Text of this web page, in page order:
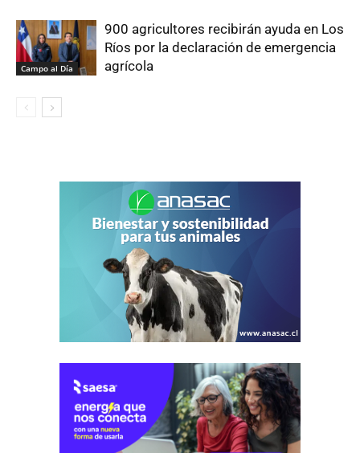
Campo al Día
900 agricultores recibirán ayuda en Los
Ríos por la declaración de emergencia
agrícola